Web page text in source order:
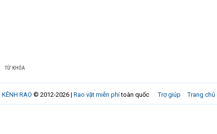
TỪ KHÓA
Trợ giúp Trang chủ
KÊNH RAO © 2012-2026 | Rao vặt miễn phítoàn quốc